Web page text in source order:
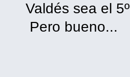
Valdés sea el
Pero bueno...